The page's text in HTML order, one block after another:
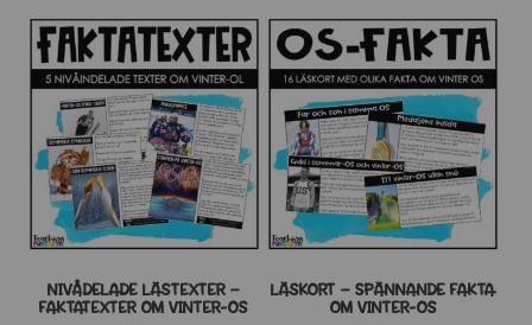
MITT KONTO
GRATISMATERIAL
EXPANDERA
UNDERMENY
BUTIK
LICENSER
EXPANDERA
UNDERMENY
NIVÅDELADE LÄSTEXTER –
FAKTATEXTER OM VINTER-OS
LÄSKORT – SPÄNNANDE FAKTA
OM VINTER-OS